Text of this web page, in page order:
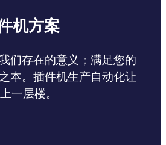
机方案
们存在的意义；满足您的
本。插件机生产自动化让
一层楼。